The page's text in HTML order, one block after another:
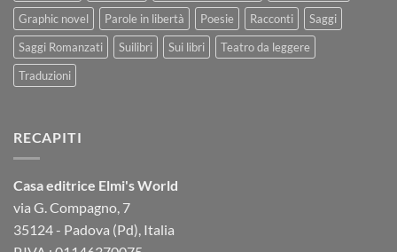
Graphic novel
Parole in libertà Poesie Racconti
Saggi
Saggi Romanzati
Suilibri Sui libri
Teatro da leggere
Traduzioni
RECAPITI
Casa editrice Elmi's World
via G. Compagno, 7
35124 - Padova (Pd), Italia